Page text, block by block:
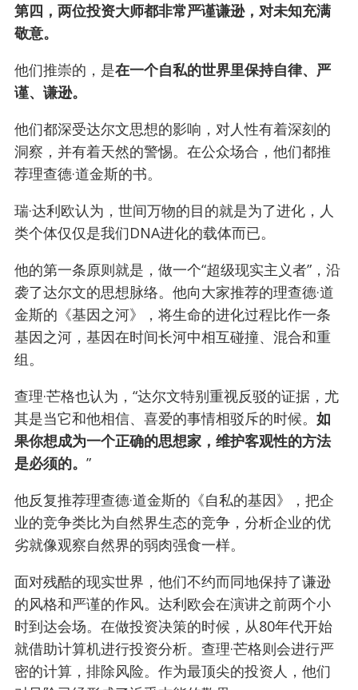
第四，两位投资大师都非常严谨谦逊，对未知充满
敬意。
他们推崇的，是在一个自私的世界里保持自律、严
谨、谦逊。
他们都深受达尔文思想的影响，对人性有着深刻的
洞察，并有着天然的警惕。在公众场合，他们都推
荐理查德·道金斯的书。
瑞·达利欧认为，世间万物的目的就是为了进化，人
类个体仅仅是我们DNA进化的载体而已。
他的第一条原则就是，做一个“超级现实主义者”，沿
袭了达尔文的思想脉络。他向大家推荐的理查德·道
金斯的《基因之河》，将生命的进化过程比作一条
基因之河，基因在时间长河中相互碰撞、混合和重
组。
查理·芒格也认为，“达尔文特别重视反驳的证据，尤
其是当它和他相信、喜爱的事情相驳斥的时候。 如
果你想成为一个正确的思想家，维护客观性的方法
是必须的。 ”
他反复推荐理查德·道金斯的《自私的基因》，把企
业的竞争类比为自然界生态的竞争，分析企业的优
劣就像观察自然界的弱肉强食一样。
面对残酷的现实世界，他们不约而同地保持了谦逊
的风格和严谨的作风。达利欧会在演讲之前两个小
时到达会场。在做投资决策的时候，从80年代开始
就借助计算机进行投资分析。查理·芒格则会进行严
密的计算，排除风险。作为最顶尖的投资人，他们